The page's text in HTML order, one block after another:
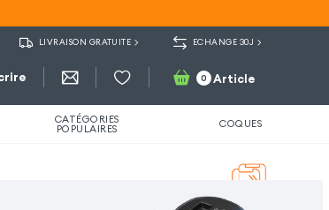
LIVRAISON GRATUITE ECHANGE 30J
0 Article
CATÉGORIES
POPULAIRES COQUES